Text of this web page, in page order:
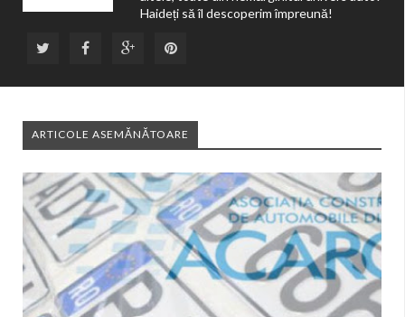
Haideți să îl descoperim împreună!
ARTICOLE ASEMĂNĂTOARE